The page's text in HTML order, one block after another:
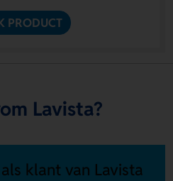
PRODUCT
Lavista?
klant van Lavista